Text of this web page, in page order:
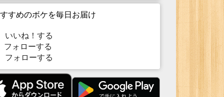
すめのボケを毎日お届け
いいね！する
ォローする
フォローする